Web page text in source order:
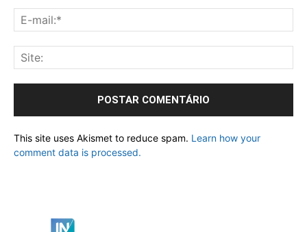
This site uses Akismet to reduce spam. Learn how your
comment data is processed.